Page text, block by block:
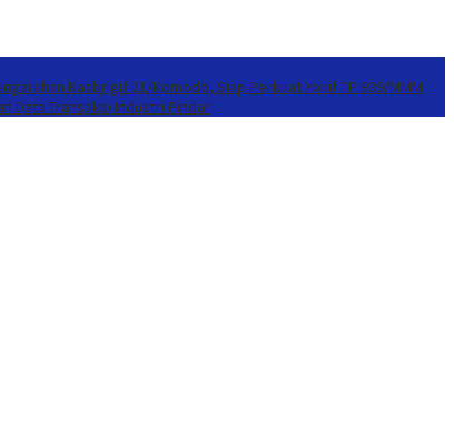
Kasbrigif 21/Komodo, Siap Perkuat Yonif TP 939/MMM
Data Transaksi Industri Pindar